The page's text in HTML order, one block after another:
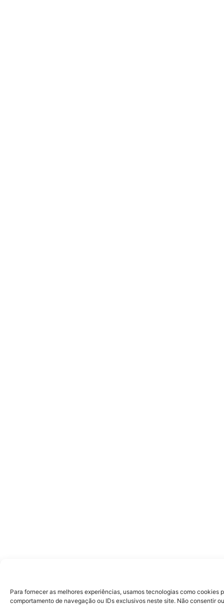
Para fornecer as melhores experiências, usamos tecnologias como
comportamento de navegação ou IDs exclusivos neste site. Não consentir